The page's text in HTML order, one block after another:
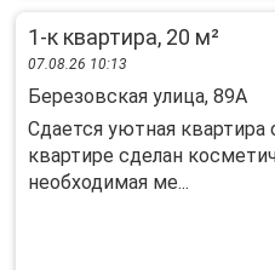
1-к квартира, 20 м²
07.08.26 10:13
Березовская улица, 89А
Сдается уютная квартира
квартире сделан
необходимая ме...